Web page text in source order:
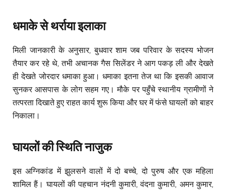
धमाके से थर्राया इलाका
मिली जानकारी के अनुसार, बुधवार शाम जब परिवार के सदस्य भोजन
तैयार कर रहे थे, तभी अचानक गैस सिलेंडर ने आग पकड़ ली और देखते
ही देखते जोरदार धमाका हुआ। धमाका इतना तेज था कि इसकी आवाज
सुनकर आसपास के लोग सहम गए। मौके पर पहुँचे स्थानीय ग्रामीणों ने
तत्परता दिखाते हुए राहत कार्य शुरू किया और घर में फंसे घायलों को बाहर
निकाला।
घायलों की स्थिति नाजुक
इस अग्निकांड में झुलसने वालों में दो बच्चे, दो पुरुष और एक महिला
शामिल हैं। घायलों की पहचान नंदनी कुमारी, वंदना कुमारी, अमन कुमार,